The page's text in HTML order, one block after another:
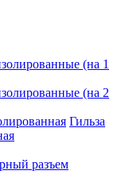
(на 1
(на 2
Гильза
разъем